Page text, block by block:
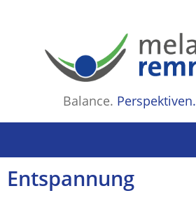
Balance. Perspektiven.
Entspannung